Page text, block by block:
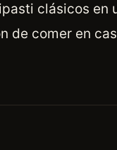
clásicos en
de comer en